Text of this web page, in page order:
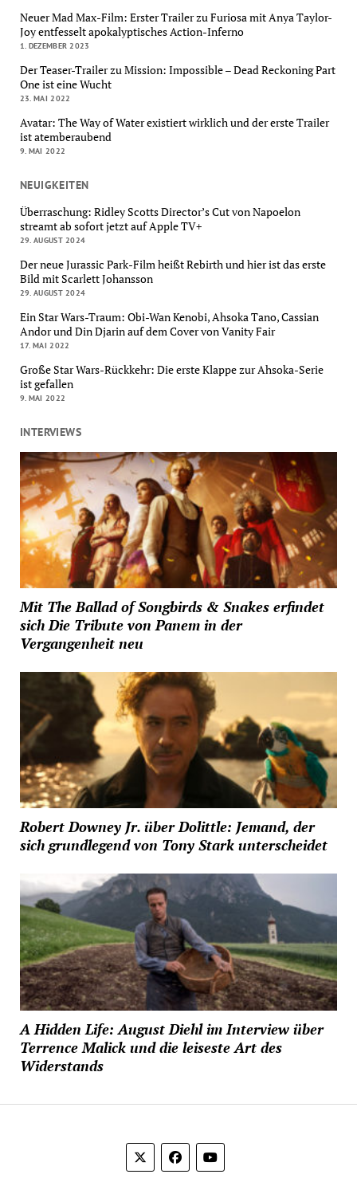
Neuer Mad Max-Film: Erster Trailer zu Furiosa mit Anya Taylor-
Joy entfesselt apokalyptisches Action-Inferno
1. DEZEMBER 2023
Der Teaser-Trailer zu Mission: Impossible – Dead Reckoning Part
One ist eine Wucht
23. MAI 2022
Avatar: The Way of Water existiert wirklich und der erste Trailer
ist atemberaubend
9. MAI 2022
NEUIGKEITEN
Überraschung: Ridley Scotts Director’s Cut von Napoelon
streamt ab sofort jetzt auf Apple TV+
29. AUGUST 2024
Der neue Jurassic Park-Film heißt Rebirth und hier ist das erste
Bild mit Scarlett Johansson
29. AUGUST 2024
Ein Star Wars-Traum: Obi-Wan Kenobi, Ahsoka Tano, Cassian
Andor und Din Djarin auf dem Cover von Vanity Fair
17. MAI 2022
Große Star Wars-Rückkehr: Die erste Klappe zur Ahsoka-Serie
ist gefallen
9. MAI 2022
INTERVIEWS
Mit The Ballad of Songbirds & Snakes erfindet
sich Die Tribute von Panem in der
Vergangenheit neu
Robert Downey Jr. über Dolittle: Jemand, der
sich grundlegend von Tony Stark unterscheidet
A Hidden Life: August Diehl im Interview über
Terrence Malick und die leiseste Art des
Widerstands